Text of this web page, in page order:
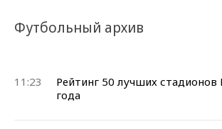
Футбольный архив
11:23
Рейтинг 50 лучших
года